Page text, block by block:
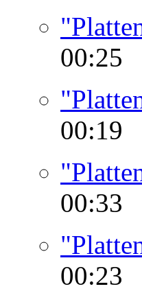
00:25
00:19
00:33
00:23